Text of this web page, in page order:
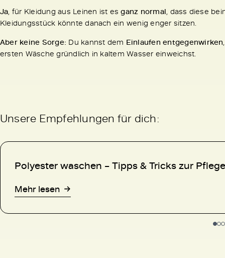
Ja , für Kleidung aus Leinen ist esganz normal , dass diese
Kleidungsstück könnte danach ein wenig enger sitzen.
Aber keine Sorge: Du kannst dem Einlaufen entgegenwirken
ersten Wäsche gründlich in kaltem Wasser einweichst.
Unsere Empfehlungen für dich:
Polyester waschen – Tipps & Tricks zur
Mehr lesen